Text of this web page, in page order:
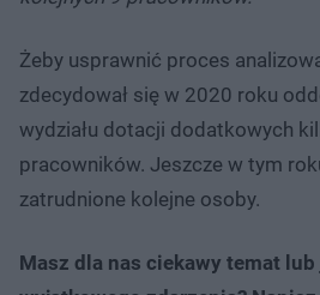
Żeby usprawnić proces
zdecydował się w 2020 roku
wydziału dotacji dodatkowych
pracowników. Jeszcze w tym
zatrudnione kolejne osoby.
Masz dla nas ciekawy temat